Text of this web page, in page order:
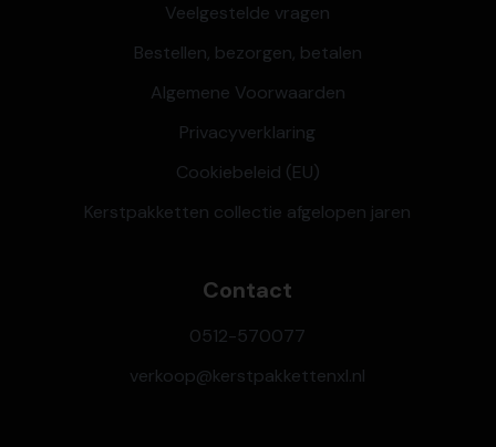
Veelgestelde vragen
Bestellen, bezorgen, betalen
Algemene Voorwaarden
Privacyverklaring
Cookiebeleid (EU)
Kerstpakketten collectie afgelopen jaren
Contact
0512-570077
verkoop@kerstpakkettenxl.nl